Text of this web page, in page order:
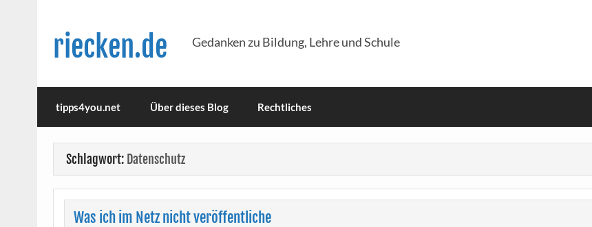
riecken.de Gedanken zu Bildung, Lehre und Schule
tipps4you.net Über dieses Blog Rechtliches
Schlagwort: Datenschutz
Was ich im Netz nicht veröffentliche